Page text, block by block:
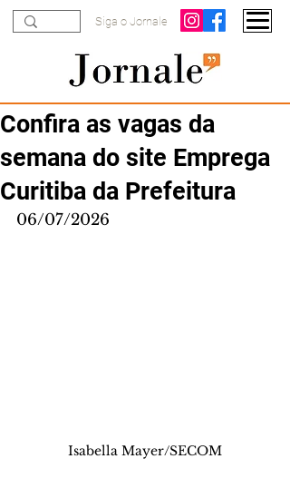
Siga o Jornale
Confira as vagas da
semana do site Emprega
Curitiba da Prefeitura
06/07/2026
Isabella Mayer/SECOM